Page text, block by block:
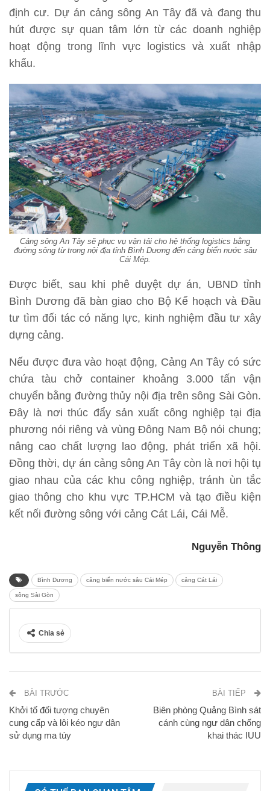
định cư. Dự án cảng sông An Tây đã và đang thu
hút được sự quan tâm lớn từ các doanh nghiệp
hoạt động trong lĩnh vực logistics và xuất nhập
khẩu.
Cảng sông An Tây sẽ phục vụ vận tải cho hệ thống logistics bằng
đường sông từ trong nội địa tỉnh Bình Dương đến cảng biển nước sâu
Cái Mép.
Được biết, sau khi phê duyệt dự án, UBND tỉnh
Bình Dương đã bàn giao cho Bộ Kế hoạch và Đầu
tư tìm đối tác có năng lực, kinh nghiệm đầu tư xây
dựng cảng.
Nếu được đưa vào hoạt động, Cảng An Tây có sức
chứa tàu chở container khoảng 3.000 tấn vận
chuyển bằng đường thủy nội địa trên sông Sài Gòn.
Đây là nơi thúc đẩy sản xuất công nghiệp tại địa
phương nói riêng và vùng Đông Nam Bộ nói chung;
nâng cao chất lượng lao động, phát triển xã hội.
Đồng thời, dự án cảng sông An Tây còn là nơi hội tụ
giao nhau của các khu công nghiệp, tránh ùn tắc
giao thông cho khu vực TP.HCM và tạo điều kiện
kết nối đường sông với cảng Cát Lái, Cái Mễ.
Nguyễn Thông
Bình Dương cảng biển nước sâu Cái Mép cảng Cát Lái
sông Sài Gòn
Chia sẻ
BÀI TRƯỚC
Khởi tố đối tượng chuyên
cung cấp và lôi kéo ngư dân
sử dụng ma túy
BÀI TIẾP
Biên phòng Quảng Bình sát
cánh cùng ngư dân chống
khai thác IUU